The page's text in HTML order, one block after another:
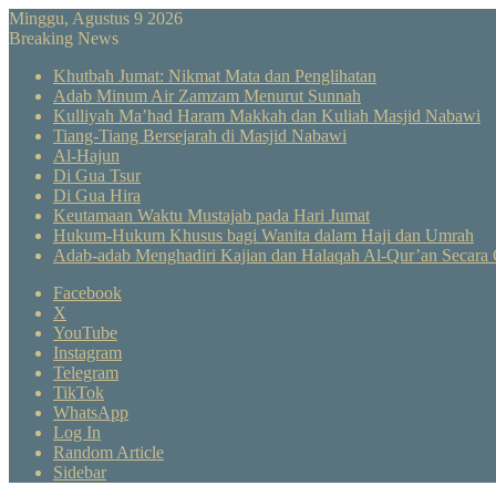
Minggu, Agustus 9 2026
Breaking News
Khutbah Jumat: Nikmat Mata dan Penglihatan
Adab Minum Air Zamzam Menurut Sunnah
Kulliyah Ma’had Haram Makkah dan Kuliah Masjid Nabawi
Tiang-Tiang Bersejarah di Masjid Nabawi
Al-Hajun
Di Gua Tsur
Di Gua Hira
Keutamaan Waktu Mustajab pada Hari Jumat
Hukum-Hukum Khusus bagi Wanita dalam Haji dan Umrah
Adab-adab Menghadiri Kajian dan Halaqah Al-Qur’an Secara
Facebook
X
YouTube
Instagram
Telegram
TikTok
WhatsApp
Log In
Random Article
Sidebar